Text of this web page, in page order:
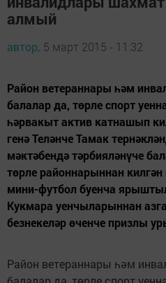
алмый
автор, 5 март 2015 - 11:32
Район ветераннары һәм
балалар да, төрле спорт
һәрвакыт актив катнашып
генә Теләнче Тамак
мәктәбендә тәрбияләнүче
төрле районнарыннан
мини-футбол буенча
Кукмара уенчыларыннан
безнекеләр өченче призлы
Район ветераннары һәм